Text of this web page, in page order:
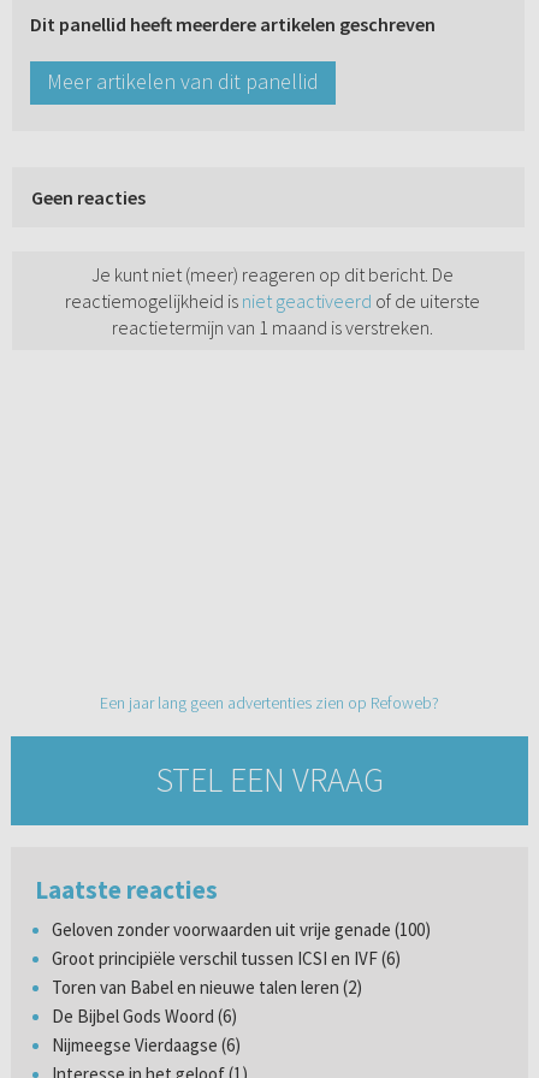
Dit panellid heeft meerdere artikelen geschreven
Meer artikelen van dit panellid
Geen reacties
Je kunt niet (meer) reageren op dit bericht. De
reactiemogelijkheid is niet geactiveerd of de uiterste
reactietermijn van 1 maand is verstreken.
Een jaar lang geen advertenties zien op Refoweb?
STEL EEN VRAAG
Laatste reacties
Geloven zonder voorwaarden uit vrije genade (100)
Groot principiële verschil tussen ICSI en IVF (6)
Toren van Babel en nieuwe talen leren (2)
De Bijbel Gods Woord (6)
Nijmeegse Vierdaagse (6)